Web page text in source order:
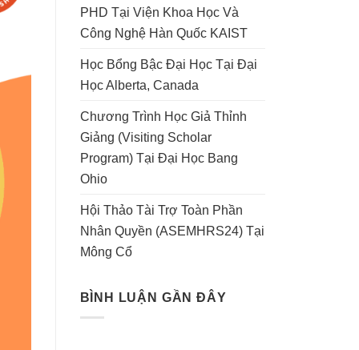
PHD Tại Viện Khoa Học Và
Công Nghệ Hàn Quốc KAIST
Học Bổng Bậc Đại Học Tại Đại
Học Alberta, Canada
Chương Trình Học Giả Thỉnh
Giảng (Visiting Scholar
Program) Tại Đại Học Bang
Ohio
Hội Thảo Tài Trợ Toàn Phần
Nhân Quyền (ASEMHRS24) Tại
Mông Cổ
BÌNH LUẬN GẦN ĐÂY